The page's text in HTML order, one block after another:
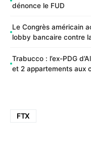
dénonce le FUD
Le Congrès américain
lobby bancaire contre
Trabucco : l’ex-PDG
et 2 appartements aux
FTX